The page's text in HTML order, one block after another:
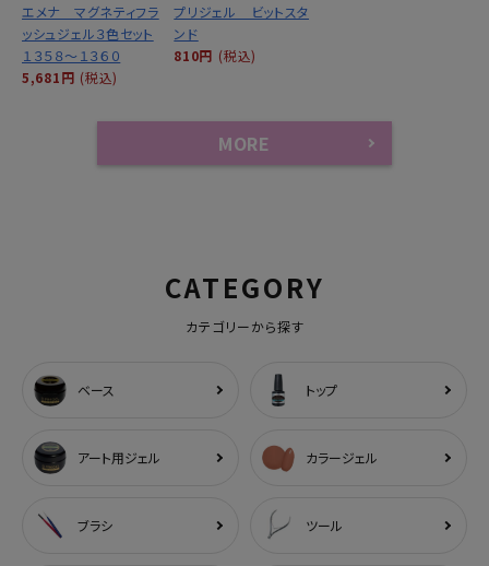
エメナ マグネティフラ
ッシュジェル３色セット
１３５８～１３６０
5,681円 (税込)
プリジェル ビットスタ
ンド
810円 (税込)
MORE
CATEGORY
カテゴリーから探す
ベース トップ
アート用ジェル カラージェル
ブラシ ツール